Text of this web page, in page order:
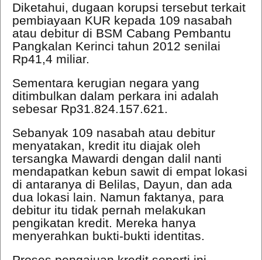
Diketahui, dugaan korupsi tersebut terkait
pembiayaan KUR kepada 109 nasabah
atau debitur di BSM Cabang Pembantu
Pangkalan Kerinci tahun 2012 senilai
Rp41,4 miliar.
Sementara kerugian negara yang
ditimbulkan dalam perkara ini adalah
sebesar Rp31.824.157.621.
Sebanyak 109 nasabah atau debitur
menyatakan, kredit itu diajak oleh
tersangka Mawardi dengan dalil nanti
mendapatkan kebun sawit di empat lokasi
di antaranya di Belilas, Dayun, dan ada
dua lokasi lain. Namun faktanya, para
debitur itu tidak pernah melakukan
pengikatan kredit. Mereka hanya
menyerahkan bukti-bukti identitas.